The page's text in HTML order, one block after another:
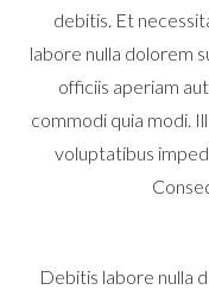
debitis. Et
labore nulla dolorem
officiis aperiam
commodi quia modi.
voluptatibus
Debitis labore nulla